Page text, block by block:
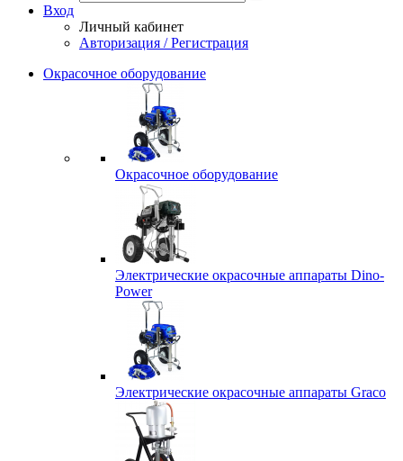
Вход
Личный кабинет
Авторизация / Регистрация
Окрасочное оборудование
Окрасочное оборудование
Электрические окрасочные аппараты Dino-
Power
Электрические окрасочные аппараты Graco